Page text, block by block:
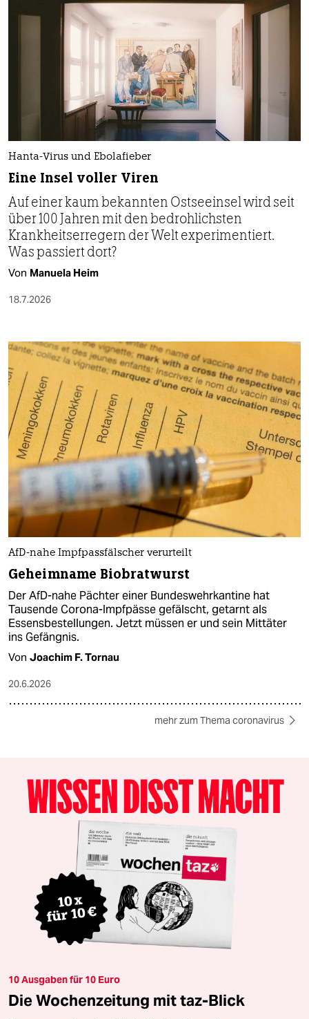
Hanta-Virus und Ebolafieber
Eine Insel voller Viren
Auf einer kaum bekannten Ostseeinsel wird seit
über 100 Jahren mit den bedrohlichsten
Krankheitserregern der Welt experimentiert.
Was passiert dort?
Von Manuela Heim
18.7.2026
AfD-nahe Impfpassfälscher verurteilt
Geheimname Biobratwurst
Der AfD-nahe Pächter einer Bundeswehrkantine hat
Tausende Corona-Impfpässe gefälscht, getarnt als
Essensbestellungen. Jetzt müssen er und sein Mittäter
ins Gefängnis.
Von Joachim F. Tornau
20.6.2026
mehr zum Thema coronavirus
10 Ausgaben für 10 Euro
Die Wochenzeitung mit taz-Blick